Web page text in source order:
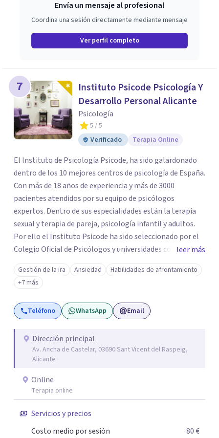
Envía un mensaje al profesional
Coordina una sesión directamente mediante mensaje
Ver perfil completo
7
Instituto Psicode Psicología Y
Desarrollo Personal Alicante
Psicología
5 / 5
Verificado
Terapia Online
El Instituto de Psicología Psicode, ha sido galardonado
dentro de los 10 mejores centros de psicología de España.
Con más de 18 años de experiencia y más de 3000
pacientes atendidos por su equipo de psicólogos
expertos. Dentro de sus especialidades están la terapia
sexual y terapia de pareja, psicología infantil y adultos.
Por ello el Instituto Psicode ha sido seleccionado por el
Colegio Oficial de Psicólogos y universidades como la
UNIR, Europea y la U. Nebrija para que colabore en la
formación de psicólogos de máster y psicólogos
colegiados. Están en continuo crecimiento. Actualmente
tiene sede en Madrid y Alicante.
leer más
Gestión de la ira Ansiedad
Habilidades de afrontamiento
+7 más
Teléfono WhatsApp Email
Dirección principal
Av. Ancha de Castelar, 03690 Sant Vicent del Raspeig,
Alicante
Online
Terapia online
Servicios y precios
Costo medio por sesión
80 €